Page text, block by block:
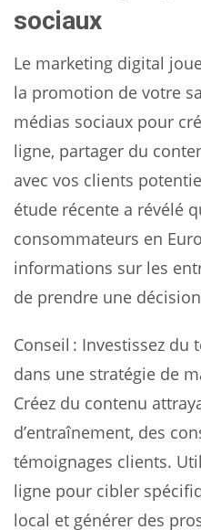
sociaux
Le marketing digital
la promotion de votre
médias sociaux pour
ligne, partager du
avec vos clients
étude récente a révélé
consommateurs en
informations sur les
de prendre une décision
Conseil : Investissez du
dans une stratégie de
Créez du contenu
d’entraînement, des
témoignages clients.
ligne pour cibler
local et générer des